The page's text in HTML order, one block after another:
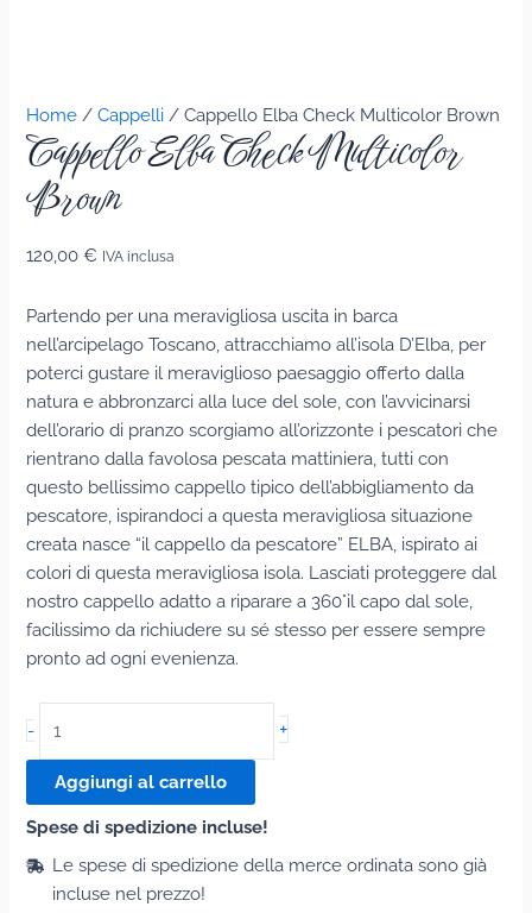
Home /Cappelli / Cappello Elba Check Multicolor Brown
Cappello Elba Check Multicolor
Brown
120,00€ IVA inclusa
Partendo per una meravigliosa uscita in barca
nell’arcipelago Toscano, attracchiamo all’isola D’Elba, per
poterci gustare il meraviglioso paesaggio offerto dalla
natura e abbronzarci alla luce del sole, con l’avvicinarsi
dell’orario di pranzo scorgiamo all’orizzonte i pescatori che
rientrano dalla favolosa pescata mattiniera, tutti con
questo bellissimo cappello tipico dell’abbigliamento da
pescatore, ispirandoci a questa meravigliosa situazione
creata nasce “il cappello da pescatore” ELBA, ispirato ai
colori di questa meravigliosa isola. Lasciati proteggere dal
nostro cappello adatto a riparare a 360°il capo dal sole,
facilissimo da richiudere su sé stesso per essere sempre
pronto ad ogni evenienza.
-
Elba
Check
Multicolor
Brown
quantità
+
Aggiungi al carrello
Spese di spedizione incluse!
Le spese di spedizione della merce ordinata sono già
incluse nel prezzo!